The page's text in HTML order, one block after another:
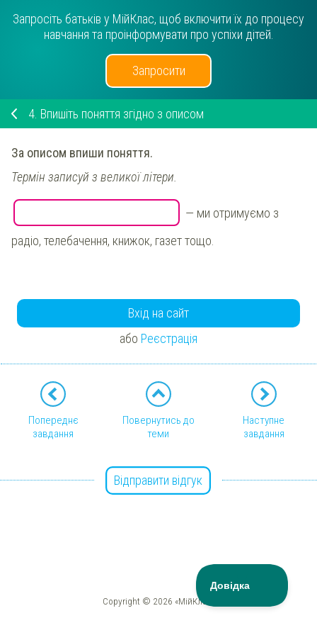
Запросіть батьків у МійКлас, щоб включити їх до процесу
навчання та проінформувати про успіхи дітей.
Запросити
4. Впишіть поняття згідно з описом
За описом впиши поняття.
Термін записуй з великої літери.
— ми отримуємо з
радіо, телебачення, книжок, газет тощо.
Вхід на сайт
або Реєстрація
Попереднє
завдання
Повернутись до
теми
Наступне
завдання
Відправити відгук
Copyright © 2026 «МійКлас»